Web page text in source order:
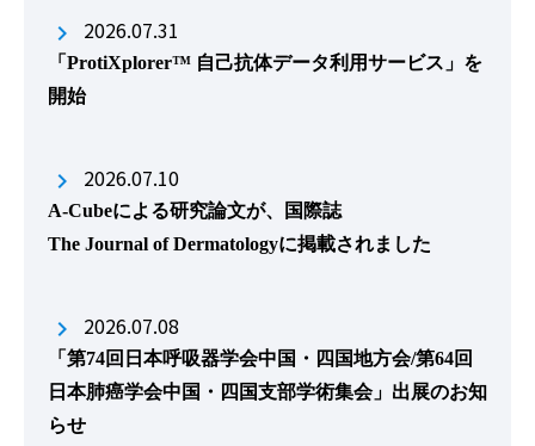
2026.07.31
「ProtiXplorer™ 自己抗体データ利用サービス」を
開始
2026.07.10
A-Cubeによる研究論文が、国際誌
The Journal of Dermatologyに掲載されました
2026.07.08
「第74回日本呼吸器学会中国・四国地方会/第64回
日本肺癌学会中国・四国支部学術集会」出展のお知
らせ